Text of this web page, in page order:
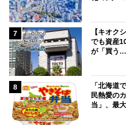
7
【キオク
でも資産
が「買う…
8
「北海道
民熱愛の
当」、最